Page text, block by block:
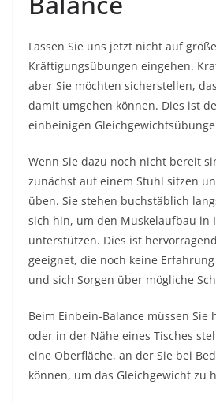
Lassen Sie uns jetzt nicht auf
Kräftigungsübungen eingehen.
aber Sie möchten sicherstellen,
damit umgehen können. Dies ist
einbeinigen
Wenn Sie dazu noch nicht bereit
zunächst auf einem Stuhl sitzen
üben. Sie stehen buchstäblich
sich hin, um den Muskelaufbau in
unterstützen. Dies ist
geeignet, die noch keine
und sich Sorgen über mögliche
Beim Einbein-Balance müssen Sie
oder in der Nähe eines Tisches
eine Oberfläche, an der Sie bei
können, um das Gleichgewicht zu